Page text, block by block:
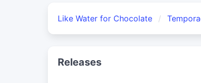
Like Water for Chocolate
Releases